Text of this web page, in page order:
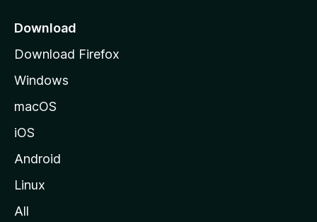
z
l
l
Download
Download Firefox
Windows
macOS
iOS
Android
Linux
All